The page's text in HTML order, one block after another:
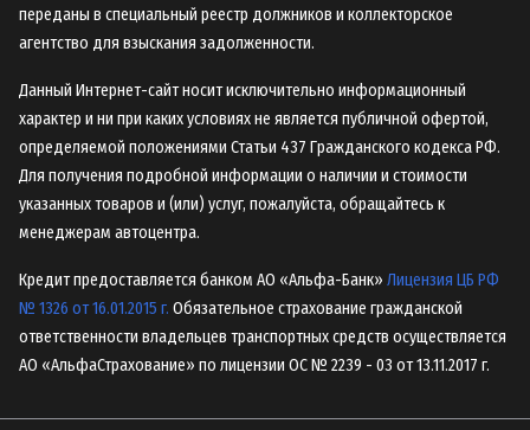
переданы в специальный реестр должников и коллекторское
агентство для взыскания задолженности.
Данный Интернет-сайт носит исключительно информационный
характер и ни при каких условиях не является публичной офертой,
определяемой положениями Статьи 437 Гражданского кодекса РФ.
Для получения подробной информации о наличии и стоимости
указанных товаров и (или) услуг, пожалуйста, обращайтесь к
менеджерам автоцентра.
Кредит предоставляется банком АО «Альфа-Банк» Лицензия ЦБ РФ
№ 1326 от 16.01.2015 г. Обязательное страхование гражданской
ответственности владельцев транспортных средств осуществляется
AO «АльфаСтрахование» по лицензии ОС № 2239 - 03 от 13.11.2017 г.